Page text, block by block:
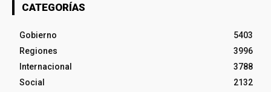
CATEGORÍAS
Gobierno
5403
Regiones
3996
Internacional
3788
Social
2132